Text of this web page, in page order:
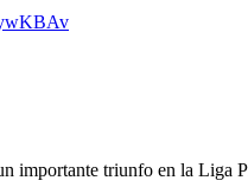
importante triunfo en la Liga